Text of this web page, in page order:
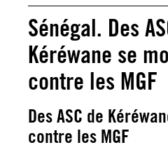
Sénégal. Des
Kéréwane se
contre les MGF
Des ASC de
contre les MGF